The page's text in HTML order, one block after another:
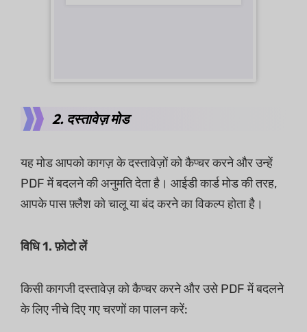
2. दस्तावेज़ मोड
यह मोड आपको कागज़ के दस्तावेज़ों को कैप्चर करने और उन्हें
PDF में बदलने की अनुमति देता है। आईडी कार्ड मोड की तरह,
आपके पास फ़्लैश को चालू या बंद करने का विकल्प होता है।
विधि 1. फ़ोटो लें
किसी कागजी दस्तावेज़ को कैप्चर करने और उसे PDF में बदलने
के लिए नीचे दिए गए चरणों का पालन करें: